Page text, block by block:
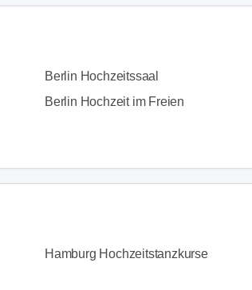
Berlin Hochzeitssaal
Berlin Hochzeit im Freien
Hamburg Hochzeitstanzkurse